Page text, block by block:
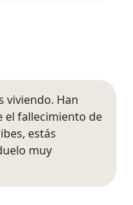
viviendo. Han
el fallecimiento de
estás
muy